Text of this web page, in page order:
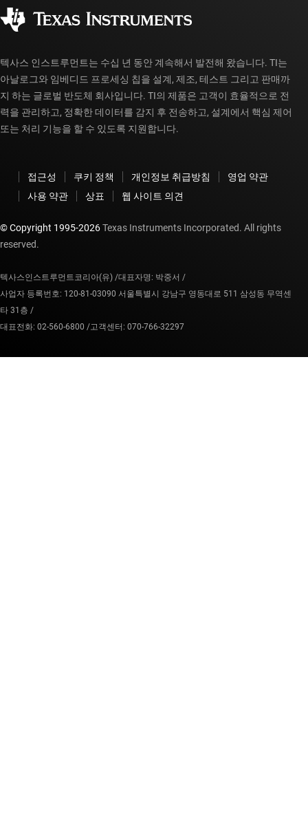
myTI 계정 FAQ
텍사스 인스트루먼트는 수십 년 동안 계속해서 발전해 왔습니다. TI는
아날로그와 임베디드 프로세싱 칩을 설계, 제조, 테스트 그리고 판매까
지 하는 글로벌 반도체 회사입니다. TI의 제품은 고객이 효율적으로 전
력을 관리하고, 정확한 데이터를 감지 후 전송하고, 설계에서 핵심 제어
또는 처리 기능을 할 수 있도록 지원합니다.
접근성 쿠키 정책 개인정보 취급방침
영업 약관
사용 약관
상표 웹 사이트 의견
© Copyright 1995-2026Texas Instruments Incorporated. All rights
reserved.
텍사스인스트루먼트코리아(유) /대표자명: 박중서 /
사업자 등록번호: 120-81-03090 서울특별시 강남구 영동대로 511 삼성동 무역센
타 31층 /
대표전화: 02-560-6800 /고객센터: 070-766-32297